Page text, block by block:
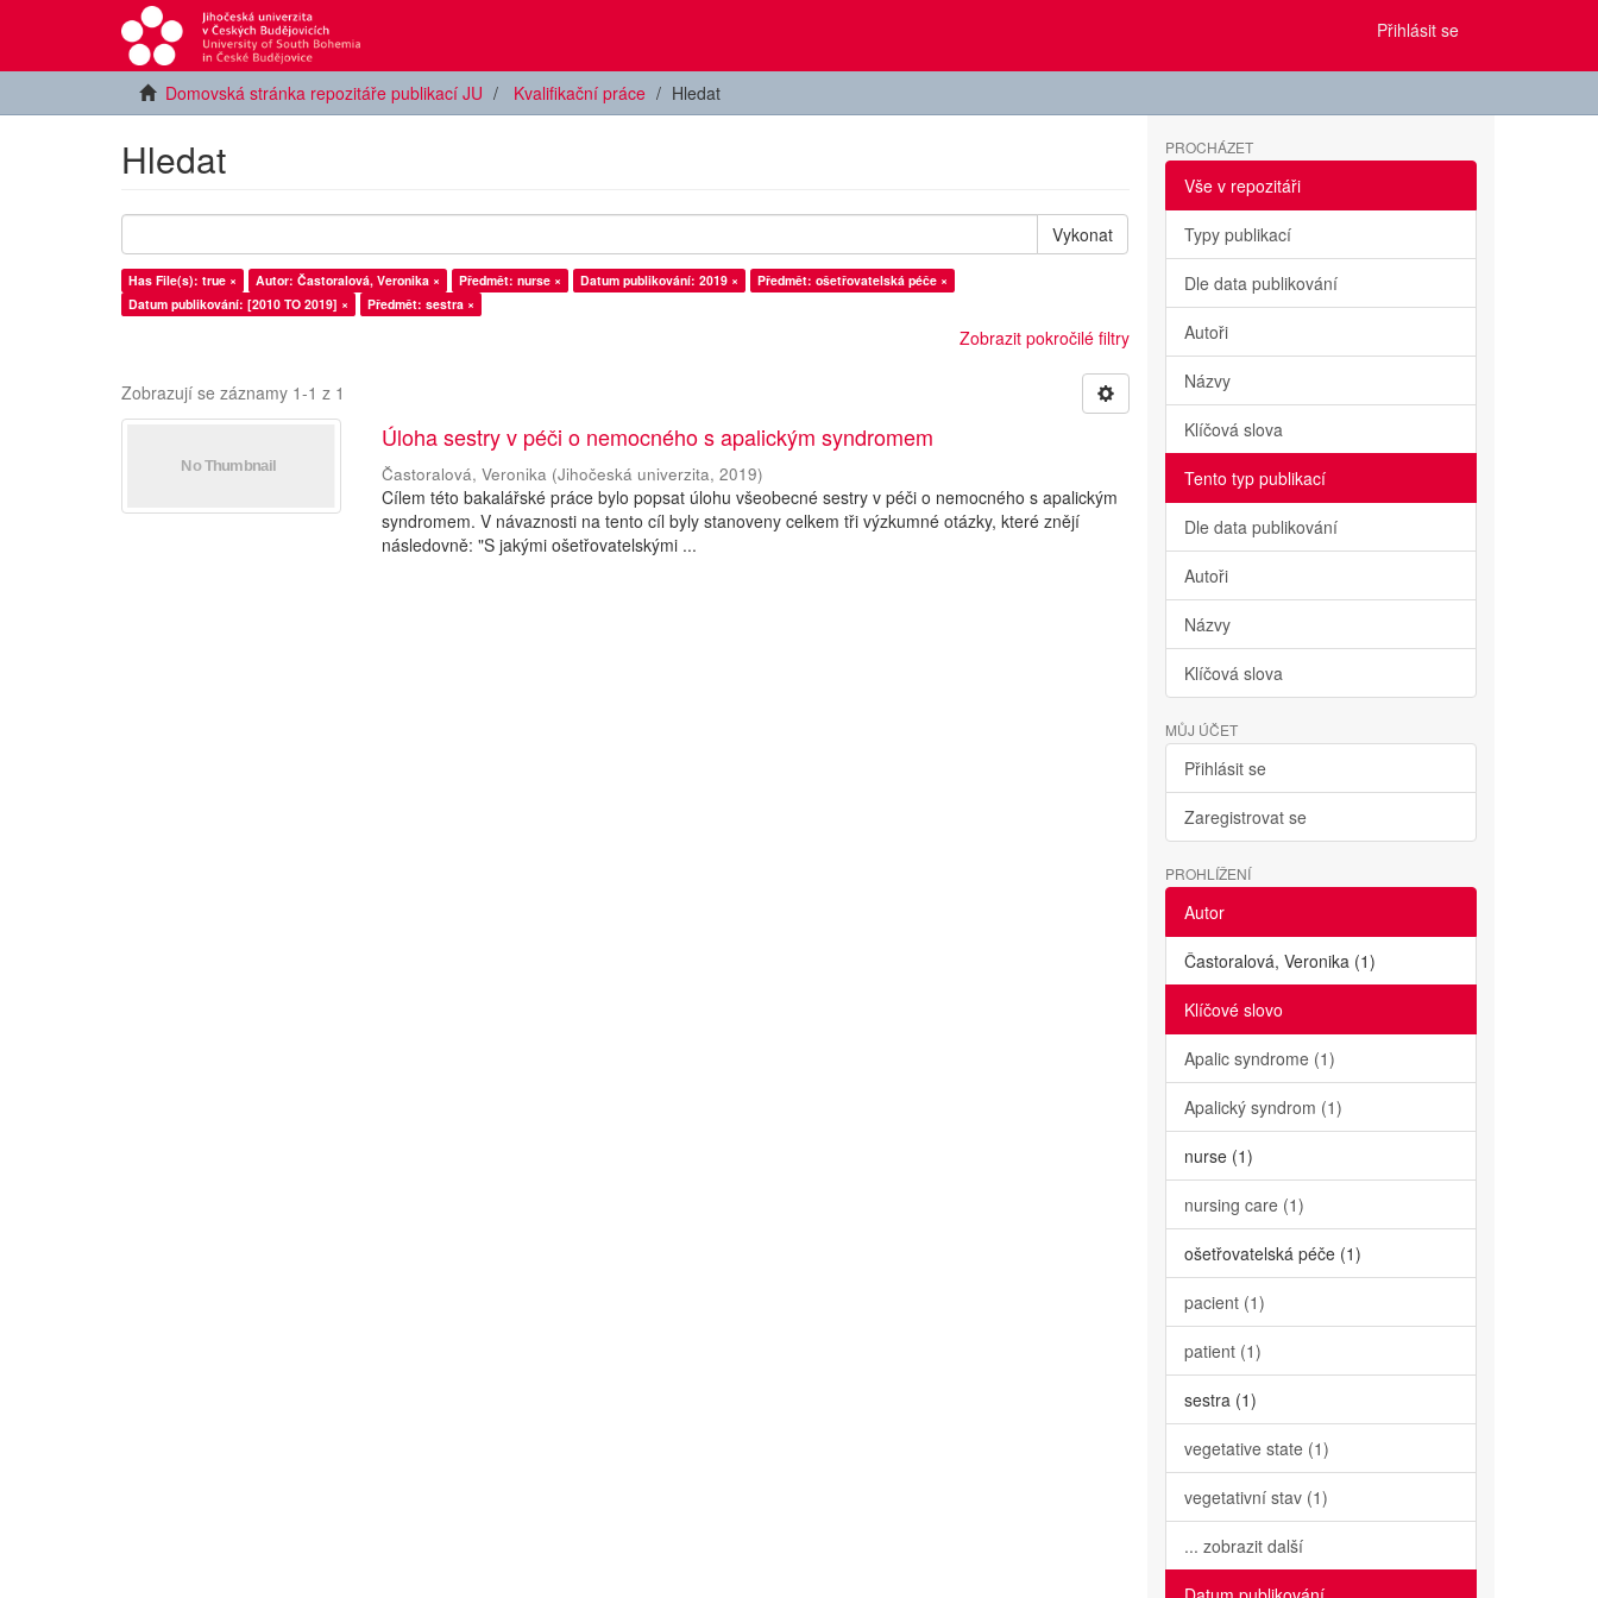
Přihlásit se
Domovská stránka repozitáře publikací JU Kvalifikační práce Hledat
Hledat
Vykonat
Has File(s): true × Autor: Častoralová, Veronika × Předmět: nurse × Datum publikování: 2019 ×
Předmět: ošetřovatelská péče ×
Datum publikování: [2010 TO 2019] ×
Předmět: sestra ×
Zobrazit pokročilé filtry
Zobrazují se záznamy 1-1 z 1
Úloha sestry v péči o nemocného s apalickým syndromem
Častoralová, Veronika (Jihočeská univerzita,2019)
Cílem této bakalářské práce bylo popsat úlohu všeobecné sestry v péči o nemocného s apalickým
syndromem. V návaznosti na tento cíl byly stanoveny celkem tři výzkumné otázky, které znějí
následovně: "S jakými ošetřovatelskými ...
PROCHÁZET
Vše v repozitáři
Typy publikací
Dle data publikování
Autoři
Názvy
Klíčová slova
Tento typ publikací
Dle data publikování
Autoři
Názvy
Klíčová slova
MŮJ ÚČET
Přihlásit se
Zaregistrovat se
PROHLÍŽENÍ
Autor
Častoralová, Veronika (1)
Klíčové slovo
Apalic syndrome (1)
Apalický syndrom (1)
nurse (1)
nursing care (1)
ošetřovatelská péče (1)
pacient (1)
patient (1)
sestra (1)
vegetative state (1)
vegetativní stav (1)
... zobrazit další